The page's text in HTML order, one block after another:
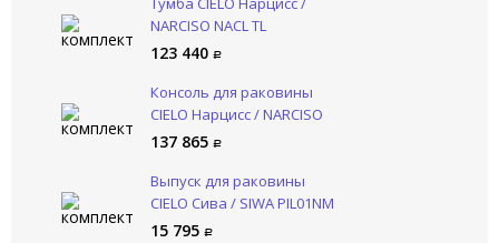
NARCISO NACL TL
123 440
Консоль для раковины
CIELO Нарцисс / NARCISO
NASTD NM
137 865
Выпуск для раковины
CIELO Сива / SIWA PIL01NM
TL
15 795